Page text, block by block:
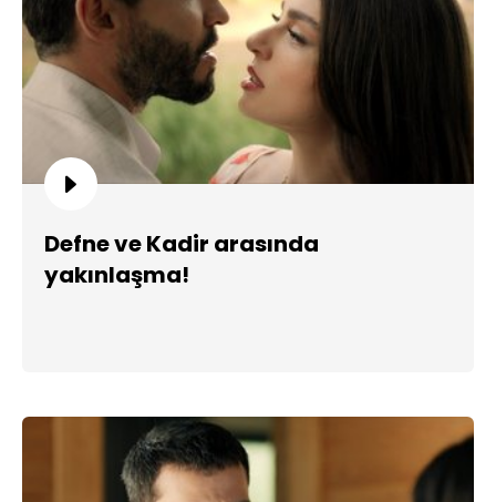
Defne ve Kadir arasında
yakınlaşma!